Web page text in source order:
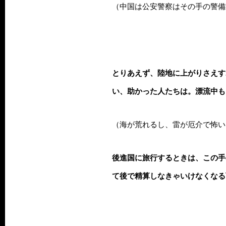
（中国は公安警察はその手の警
とりあえず、陸地に上がりさえ
い、助かった人たちは。漂流中
（海が荒れるし、雷が厄介で怖
後進国に旅行するときは、この
て後で精算しなきゃいけなくな